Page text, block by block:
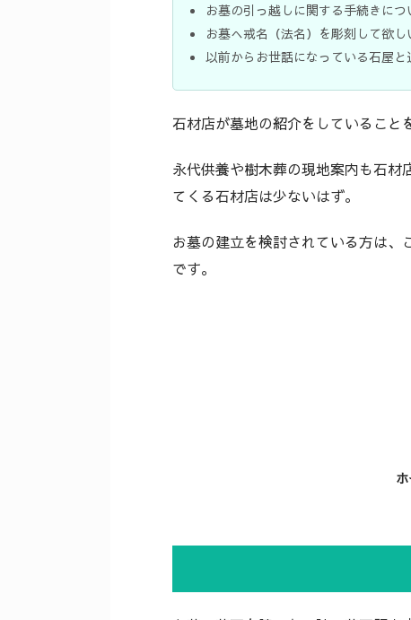
お墓の引っ越しに関する手続きに
お墓へ戒名（法名）を彫刻して欲し
以前からお世話になっている石屋
石材店が墓地の紹介をしていること
永代供養や樹木葬の現地案内も石材
てくる石材店は少ないはず。
お墓の建立を検討されている方は
です。